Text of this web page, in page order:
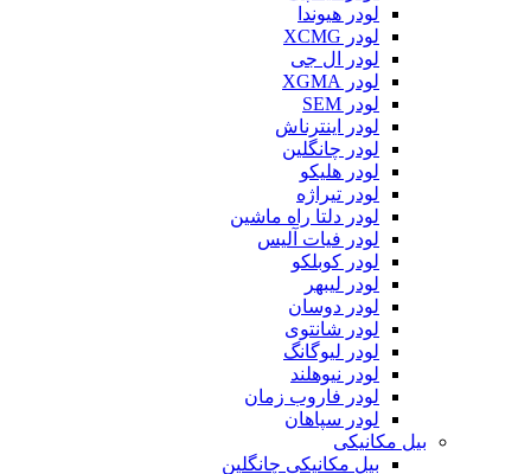
لودر هیوندا
لودر XCMG
لودر ال جی
لودر XGMA
لودر SEM
لودر اینترناش
لودر چانگلین
لودر هلیکو
لودر تیراژه
لودر دلتا راه ماشین
لودر فیات آلیس
لودر کوبلکو
لودر لیبهر
لودر دوسان
لودر شانتوی
لودر لیوگانگ
لودر نیوهلند
لودر فاروب زمان
لودر سپاهان
بیل مکانیکی
بیل مکانیکی چانگلین